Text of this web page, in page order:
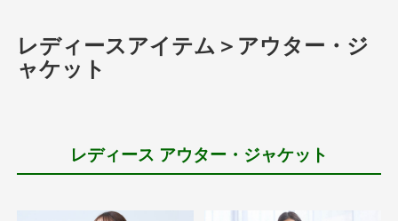
レディースアイテム＞アウター・ジ
ャケット
レディース アウター・ジャケット